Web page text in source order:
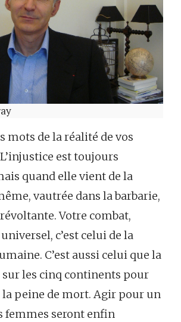
mots de la réalité de vos
est toujours
quand elle vient de la
vautrée dans la barbarie,
Votre combat,
c’est celui de la
C’est aussi celui que la
sur les cinq continents pour
la peine de mort. Agir pour un
femmes seront enfin